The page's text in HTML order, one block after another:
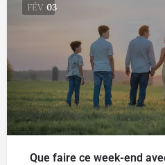
FÉV 03
Que faire ce week-end